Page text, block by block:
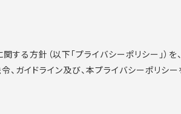
関する方針（以下「プライバシーポリシー
ガイドライン及び、本プライバシーポリシ